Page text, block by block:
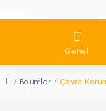
Genel
/ Bölümler /